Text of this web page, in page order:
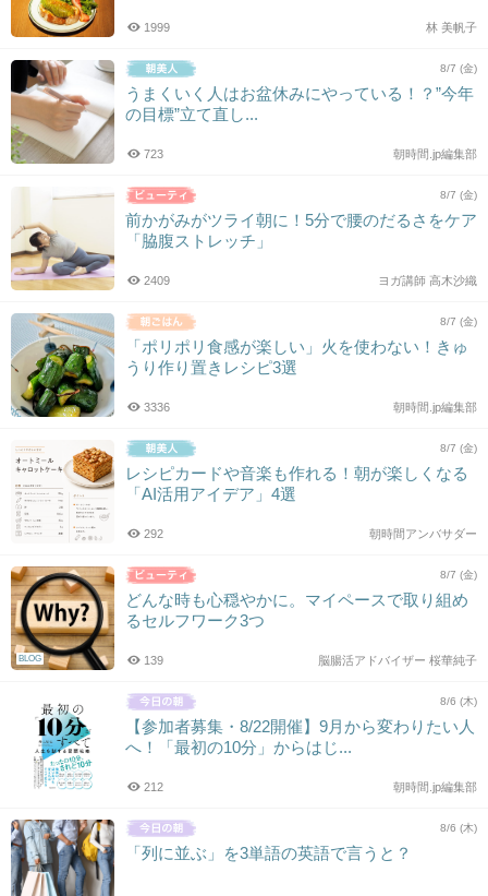
林 美帆子
1999
8/7 (金)
うまくいく人はお盆休みにやっている！？”今年
の目標”立て直し...
朝時間.jp編集部
723
8/7 (金)
前かがみがツライ朝に！5分で腰のだるさをケア
「脇腹ストレッチ」
ヨガ講師 高木沙織
2409
8/7 (金)
「ポリポリ食感が楽しい」火を使わない！きゅ
うり作り置きレシピ3選
朝時間.jp編集部
3336
8/7 (金)
レシピカードや音楽も作れる！朝が楽しくなる
「AI活用アイデア」4選
朝時間アンバサダー
292
BLOG
8/7 (金)
どんな時も心穏やかに。マイペースで取り組め
るセルフワーク3つ
脳腸活アドバイザー 桜華純子
139
8/6 (木)
【参加者募集・8/22開催】9月から変わりたい人
へ！「最初の10分」からはじ...
朝時間.jp編集部
212
8/6 (木)
「列に並ぶ」を3単語の英語で言うと？